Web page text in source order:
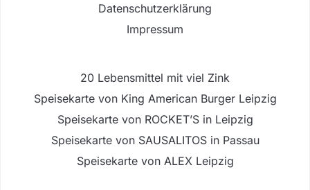
Datenschutzerklärung
Impressum
20 Lebensmittel mit viel Zink
Speisekarte von King American Burger Leipzig
Speisekarte von ROCKET’S in Leipzig
Speisekarte von SAUSALITOS in Passau
Speisekarte von ALEX Leipzig